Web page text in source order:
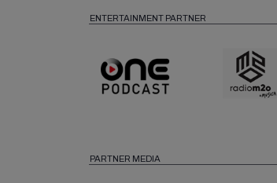
ENTERTAINMENT PARTNER
PARTNER MEDIA